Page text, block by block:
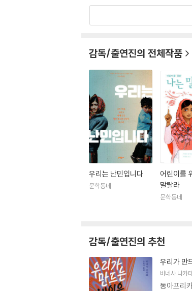
말랄라는 그 용기와 교육운동의
감독/출연진의 전체작품
우리는 난민입니다
문학동네
어린이를
말랄라
문학동네
감독/출연진의 추천
우리가 만
바네사 나카
동아프리